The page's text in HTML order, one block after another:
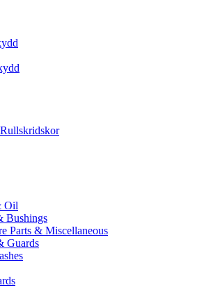
Oil
Bushings
Parts & Miscellaneous
Guards